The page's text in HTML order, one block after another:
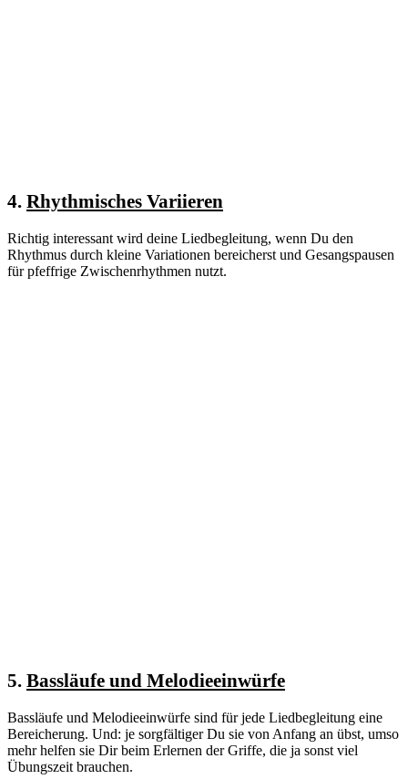
4. Rhythmisches Variieren
Richtig interessant wird deine Liedbegleitung, wenn Du den
Rhythmus durch kleine Variationen bereicherst und Gesangspausen
für pfeffrige Zwischenrhythmen nutzt.
5. Bassläufe und Melodieeinwürfe
Bassläufe und Melodieeinwürfe sind für jede Liedbegleitung eine
Bereicherung. Und: je sorgfältiger Du sie von Anfang an übst, umso
mehr helfen sie Dir beim Erlernen der Griffe, die ja sonst viel
Übungszeit brauchen.